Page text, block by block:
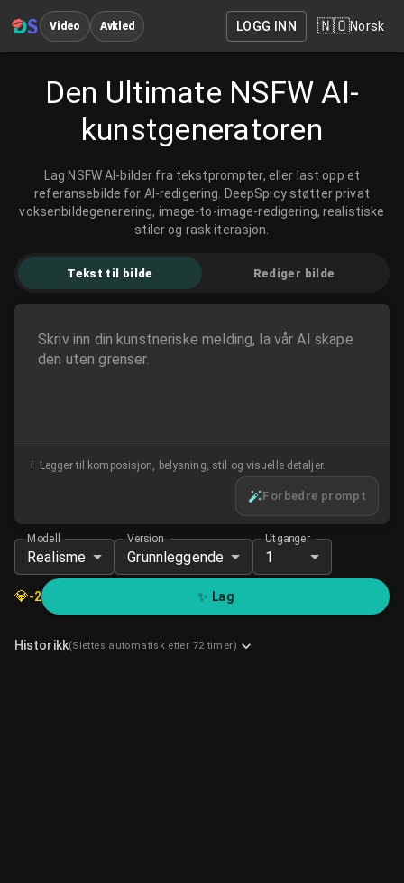
Video Avkled LOGG INN 🇳🇴Norsk
Den Ultimate NSFW AI-
kunstgeneratoren
Lag NSFW AI-bilder fra tekstprompter, eller last opp et
referansebilde for AI-redigering. DeepSpicy støtter privat
voksenbildegenerering, image-to-image-redigering, realistiske
stiler og rask iterasjon.
Tekst til bilde Rediger bilde
i Legger til komposisjon, belysning, stil og visuelle detaljer.
Forbedre prompt
Modell
Realisme
Version
Grunnleggende
Utganger
1
💎-2 ✨ Lag
Historikk(Slettes automatisk etter 72 timer)